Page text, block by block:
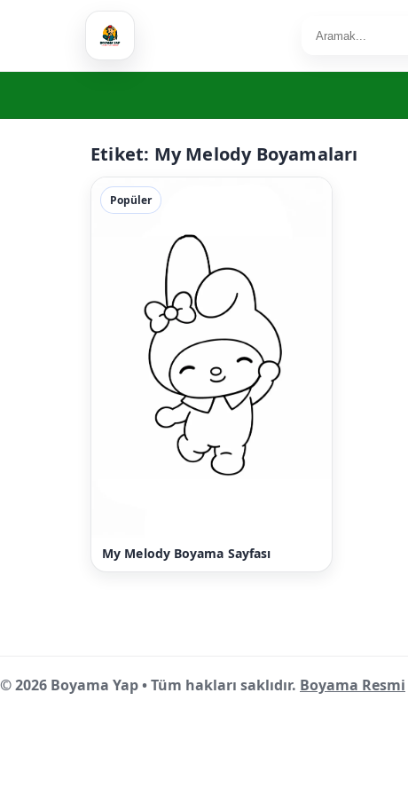
Etiket: My Melody Boyamaları
Popüler
My Melody Boyama Sayfası
© 2026 Boyama Yap • Tüm hakları saklıdır. Boyama Resmi